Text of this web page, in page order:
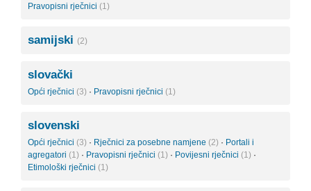
Pravopisni rječnici (1)
samijski (2)
slovački
Opći rječnici (3) · Pravopisni rječnici (1)
slovenski
Opći rječnici (3) · Rječnici za posebne namjene (2) · Portali i
agregatori (1) · Pravopisni rječnici (1) · Povijesni rječnici (1) ·
Etimološki rječnici (1)